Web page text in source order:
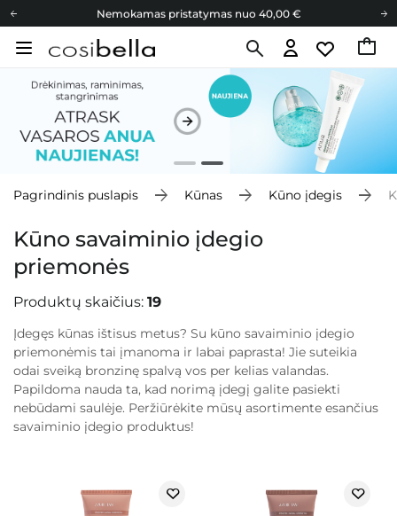
Nemokamas pristatymas nuo 40,00 €
Nemokamas pristatymas nuo 40,00 €
Dovanų Kortelės
Pagrindinis puslapis Kūnas Kūno įdegis
Kūno savaiminio įdegio
priemonės
Produktų skaičius: 19
Įdegęs kūnas ištisus metus? Su kūno savaiminio įdegio
priemonėmis tai įmanoma ir labai paprasta! Jie suteikia
odai sveiką bronzinę spalvą vos per kelias valandas.
Papildoma nauda ta, kad norimą įdegį galite pasiekti
nebūdami saulėje. Peržiūrėkite mūsų asortimente esančius
savaiminio įdegio produktus!